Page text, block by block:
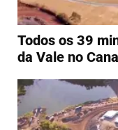
Todos os 39
da Vale no